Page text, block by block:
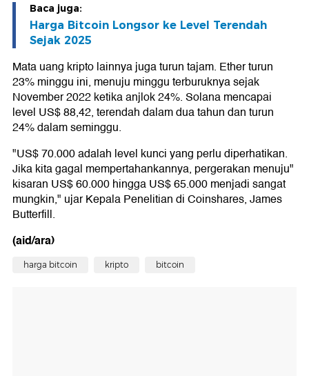
Baca juga:
Harga Bitcoin Longsor ke Level Terendah
Sejak 2025
Mata uang kripto lainnya juga turun tajam. Ether turun
23% minggu ini, menuju minggu terburuknya sejak
November 2022 ketika anjlok 24%. Solana mencapai
level US$ 88,42, terendah dalam dua tahun dan turun
24% dalam seminggu.
"US$ 70.000 adalah level kunci yang perlu diperhatikan.
Jika kita gagal mempertahankannya, pergerakan menuju"
kisaran US$ 60.000 hingga US$ 65.000 menjadi sangat
mungkin," ujar Kepala Penelitian di Coinshares, James
Butterfill.
(aid/ara)
harga bitcoin kripto bitcoin